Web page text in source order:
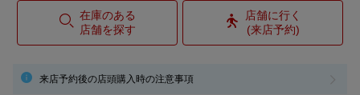
在庫のある
店舗を探す
店舗に行く
(来店予約)
来店予約後の店頭購入時の注意事項